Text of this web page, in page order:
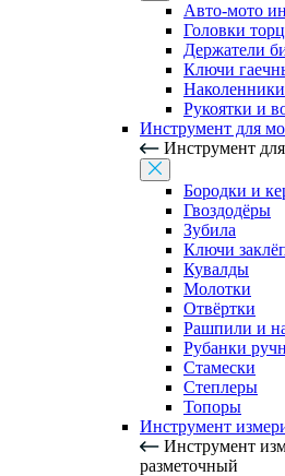
Авто-мото
Головки
Держатели
Ключи
Наколенники
Рукоятки и
Инструмент для
Инструмент
Бородки и
Гвоздодёры
Зубила
Ключи
Кувалды
Молотки
Отвёртки
Рашпили и
Рубанки
Стамески
Степлеры
Топоры
Инструмент
Инструмент
разметочный